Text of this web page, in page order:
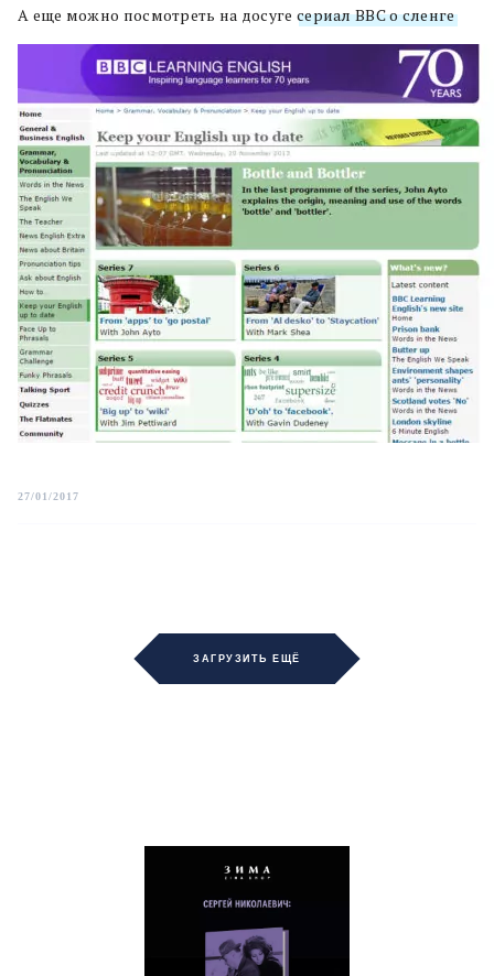
А еще можно посмотреть на досуге сериал BBC о сленге.
27/01/2017
ЗАГРУЗИТЬ ЕЩЁ